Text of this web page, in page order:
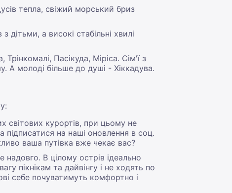
тепла, свіжий морський бриз
а високі стабільні хвилі
Пасікуда, Міріса. Сім'ї з
А молоді більше до душі - Хіккадува.
світових курортів, при цьому не
на наші оновлення в соц.
ваша путівка вже чекає вас?
В цілому острів ідеально
пікнікам та дайвінгу і не ходять по
себе почуватимуть комфортно і